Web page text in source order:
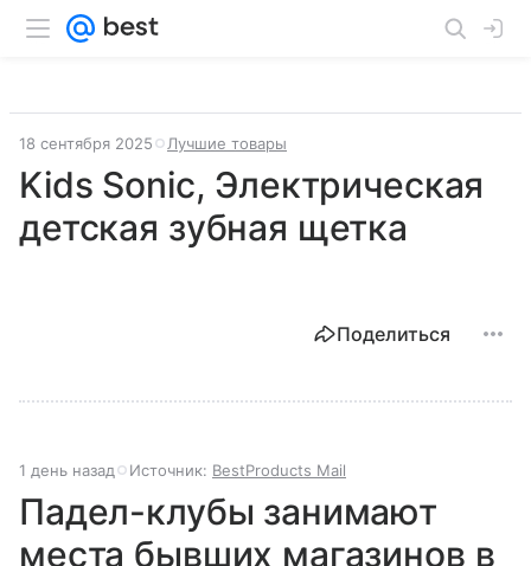
18 сентября 2025 Лучшие товары
Kids Sonic, Электрическая
детская зубная щетка
Поделиться
1 день назад Источник: BestProducts Mail
Падел-клубы занимают
места бывших магазинов в